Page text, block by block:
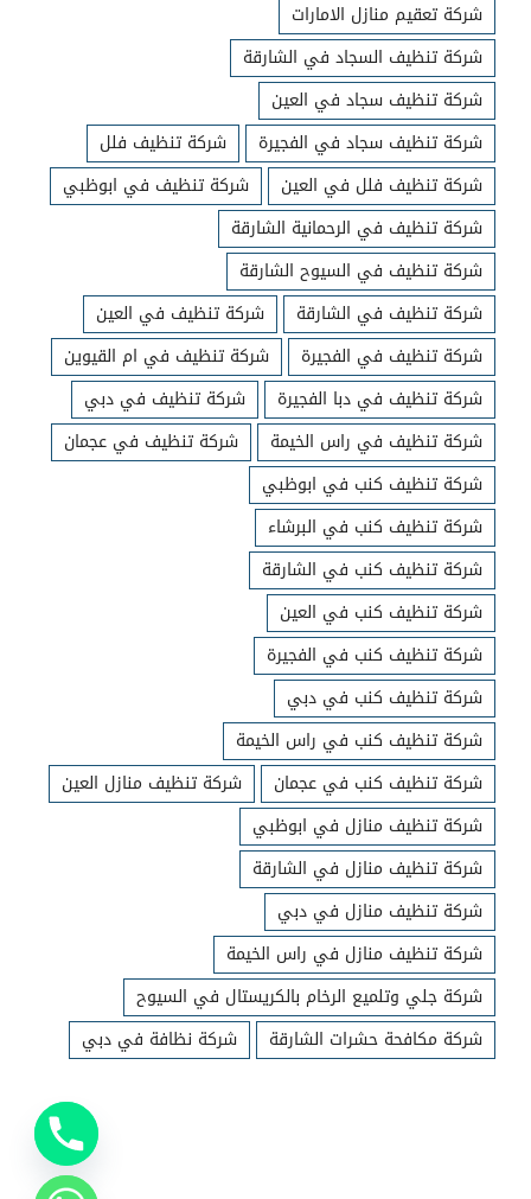
شركة تعقيم منازل الامارات
شركة تنظيف السجاد في الشارقة
شركة تنظيف سجاد في العين
شركة تنظيف سجاد في الفجيرة
شركة تنظيف فلل
شركة تنظيف فلل في العين
شركة تنظيف في ابوظبي
شركة تنظيف في الرحمانية الشارقة
شركة تنظيف في السيوح الشارقة
شركة تنظيف في الشارقة
شركة تنظيف في العين
شركة تنظيف في الفجيرة
شركة تنظيف في ام القيوين
شركة تنظيف في دبا الفجيرة
شركة تنظيف في دبي
شركة تنظيف في راس الخيمة
شركة تنظيف في عجمان
شركة تنظيف كنب في ابوظبي
شركة تنظيف كنب في البرشاء
شركة تنظيف كنب في الشارقة
شركة تنظيف كنب في العين
شركة تنظيف كنب في الفجيرة
شركة تنظيف كنب في دبي
شركة تنظيف كنب في راس الخيمة
شركة تنظيف كنب في عجمان
شركة تنظيف منازل العين
شركة تنظيف منازل في ابوظبي
شركة تنظيف منازل في الشارقة
شركة تنظيف منازل في دبي
شركة تنظيف منازل في راس الخيمة
شركة جلي وتلميع الرخام بالكريستال في السيوح
شركة مكافحة حشرات الشارقة
شركة نظافة في دبي